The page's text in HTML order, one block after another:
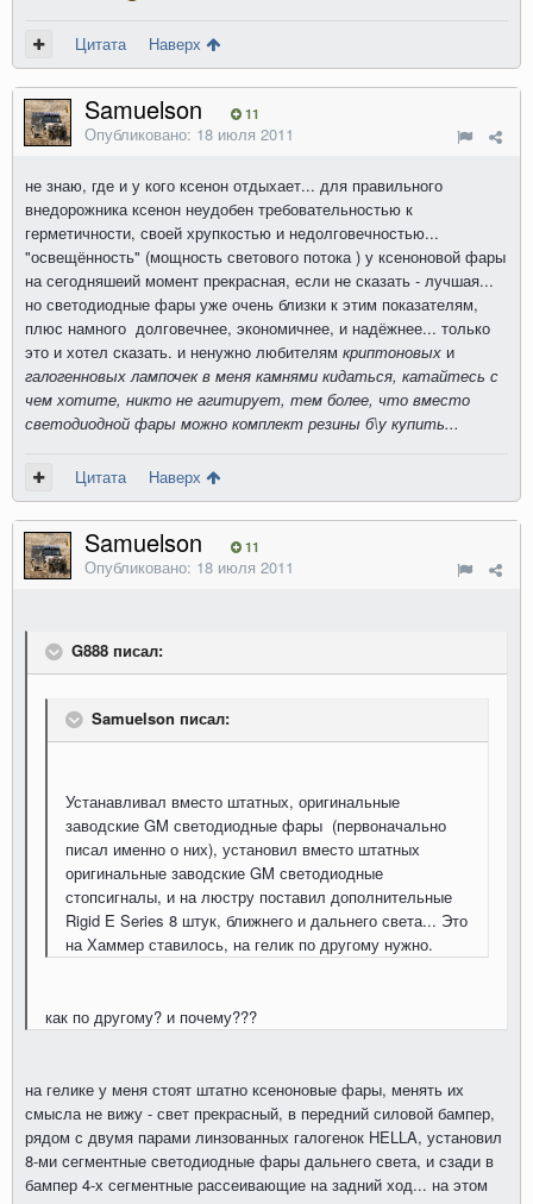
Цитата Наверх
Samuelson 11
Опубликовано: 18 июля 2011
не знаю, где и у кого ксенон отдыхает... для правильного
внедорожника ксенон неудобен требовательностью к
герметичности, своей хрупкостью и недолговечностью...
"освещённость" (мощность светового потока ) у ксеноновой фары
на сегодняшеий момент прекрасная, если не сказать - лучшая...
но светодиодные фары уже очень близки к этим показателям,
плюс намного долговечнее, экономичнее, и надёжнее... только
это и хотел сказать. и ненужно любителям криптоновых и
галогенновых лампочек в меня камнями кидаться, катайтесь с
чем хотите, никто не агитирует, тем более, что вместо
светодиодной фары можно комплект резины б\у купить...
Цитата Наверх
Samuelson 11
Опубликовано: 18 июля 2011
G888 писал:
Samuelson писал:
Устанавливал вместо штатных, оригинальные
заводские GM светодиодные фары (первоначально
писал именно о них), установил вместо штатных
оригинальные заводские GM светодиодные
стопсигналы, и на люстру поставил дополнительные
Rigid E Series 8 штук, ближнего и дальнего света... Это
на Хаммер ставилось, на гелик по другому нужно.
как по другому? и почему???
на гелике у меня стоят штатно ксеноновые фары, менять их
смысла не вижу - свет прекрасный, в передний силовой бампер,
рядом с двумя парами линзованных галогенок HELLA, установил
8-ми сегментные светодиодные фары дальнего света, и сзади в
бампер 4-х сегментные рассеивающие на задний ход... на этом